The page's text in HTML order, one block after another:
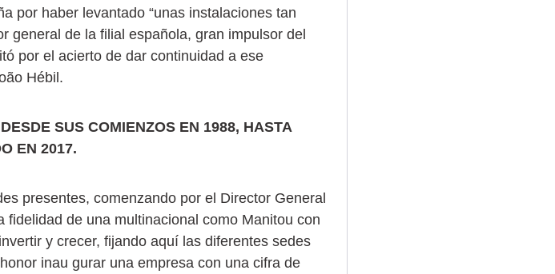
por haber levantado “unas instalaciones tan
general de la filial española, gran impulsor del
por el acierto de dar continuidad a ese
Hébil.
SUS COMIENZOS EN 1988, HASTA
EN 2017.
presentes, comenzando por el Director General
de una multinacional como Manitou con
y crecer, fijando aquí las diferentes sedes
inau gurar una empresa con una cifra de